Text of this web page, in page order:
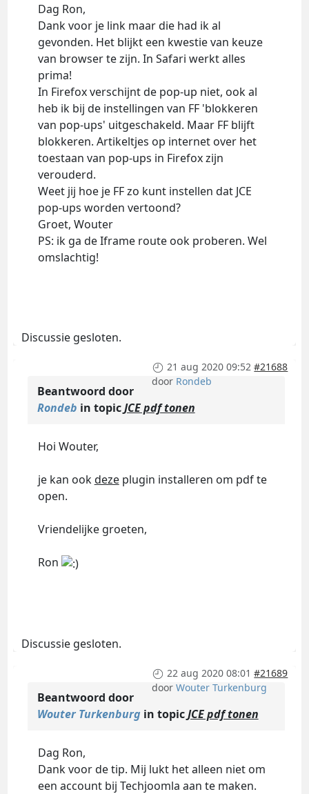
Dag Ron,
Dank voor je link maar die had ik al
gevonden. Het blijkt een kwestie van keuze
van browser te zijn. In Safari werkt alles
prima!
In Firefox verschijnt de pop-up niet, ook al
heb ik bij de instellingen van FF 'blokkeren
van pop-ups' uitgeschakeld. Maar FF blijft
blokkeren. Artikeltjes op internet over het
toestaan van pop-ups in Firefox zijn
verouderd.
Weet jij hoe je FF zo kunt instellen dat JCE
pop-ups worden vertoond?
Groet, Wouter
PS: ik ga de Iframe route ook proberen. Wel
omslachtig!
Discussie gesloten.
21 aug 2020 09:52 #21688
door Rondeb
Beantwoord door
Rondeb in topicJCE pdf tonen
Hoi Wouter,
je kan ookdezeplugin installeren om pdf te
open.
Vriendelijke groeten,
Ron
Discussie gesloten.
22 aug 2020 08:01 #21689
doorWouter Turkenburg
Beantwoord door
Wouter Turkenburg in topicJCE pdf tonen
Dag Ron,
Dank voor de tip. Mij lukt het alleen niet om
een account bij Techjoomla aan te maken.